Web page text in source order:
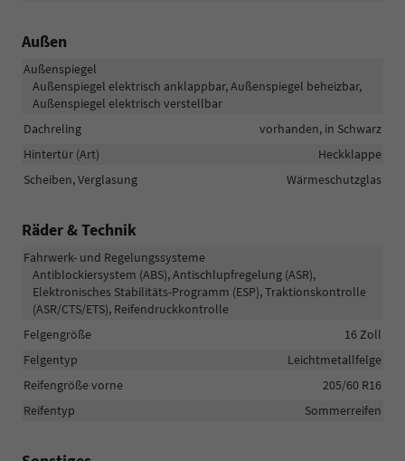
Außen
Außenspiegel
Außenspiegel elektrisch anklappbar, Außenspiegel beheizbar,
Außenspiegel elektrisch verstellbar
Dachreling
vorhanden, in Schwarz
Hintertür (Art)
Heckklappe
Scheiben, Verglasung
Wärmeschutzglas
Räder & Technik
Fahrwerk- und Regelungssysteme
Antiblockiersystem (ABS), Antischlupfregelung (ASR),
Elektronisches Stabilitäts-Programm (ESP), Traktionskontrolle
(ASR/CTS/ETS), Reifendruckkontrolle
Felgengröße
16 Zoll
Felgentyp
Leichtmetallfelge
Reifengröße vorne
205/60 R16
Reifentyp
Sommerreifen